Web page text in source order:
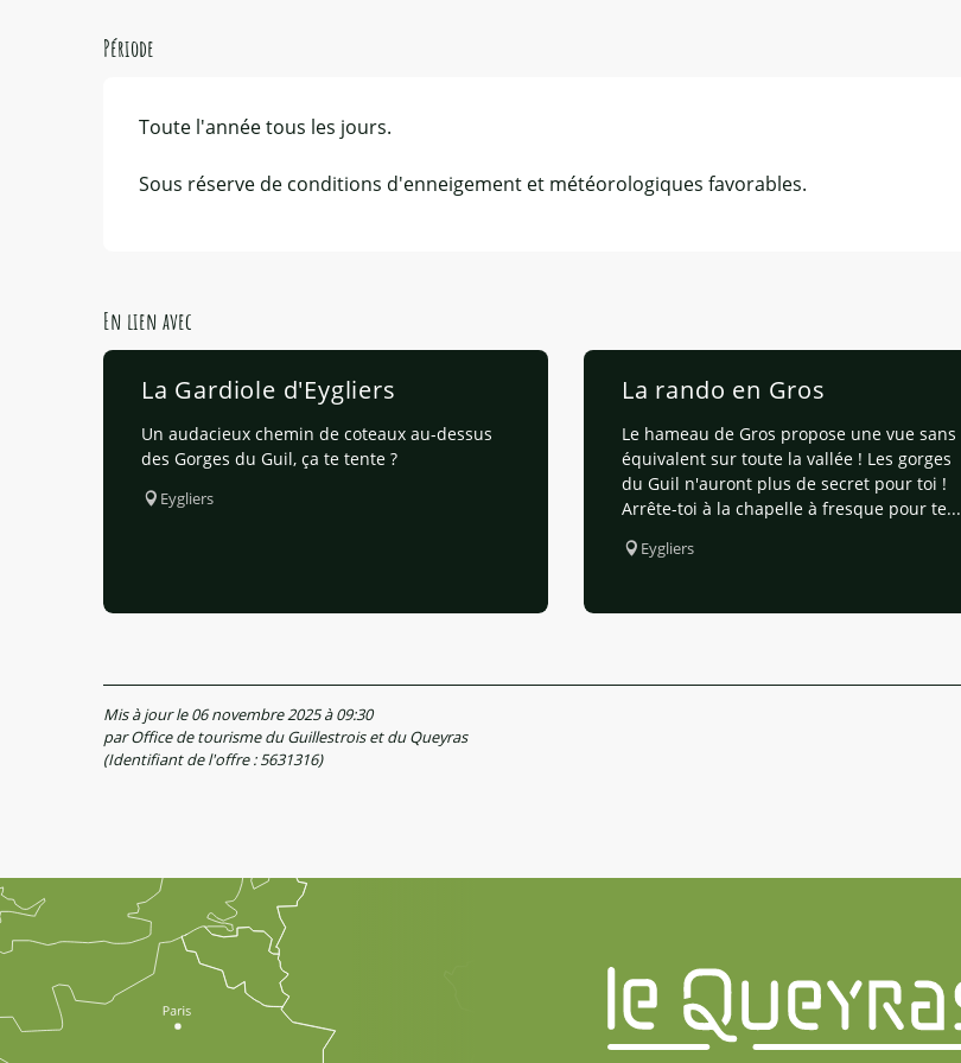
Période
Toute l'année tous les jours.
Sous réserve de conditions d'enneigement et météorologiques favorables.
En lien avec
La Gardiole d'Eygliers
Un audacieux chemin de coteaux au-dessus
des Gorges du Guil, ça te tente ?
Eygliers
La rando en Gros
Le hameau de Gros propose une vue sans
équivalent sur toute la vallée ! Les gorges
du Guil n'auront plus de secret pour toi !
Arrête-toi à la chapelle à fresque pour te...
Eygliers
Mis à jour le 06 novembre 2025 à 09:30
par Office de tourisme du Guillestrois et du Queyras
(Identifiant de l'offre :5631316)